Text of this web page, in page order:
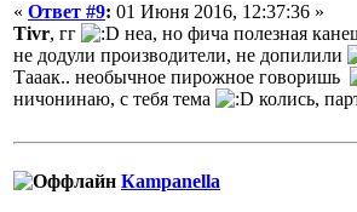
« Ответ #9: 01 Июня 2016, 12:37:36 »
Tivr, гг
неа, но фича полезная
не додули производители, не допилили
Тааак.. необычное пирожное говоришь
ничонинаю, с тебя тема
колись,
Кampanella